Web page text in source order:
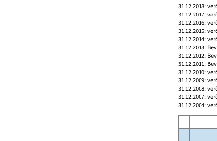
31.12.2018:
31.12.2017:
31.12.2016:
31.12.2015:
31.12.2014:
31.12.2013:
31.12.2012:
31.12.2011:
31.12.2010:
31.12.2009:
31.12.2008:
31.12.2007:
31.12.2004: